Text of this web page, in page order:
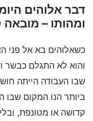
דבר אלוהים
ומהותו – מובאה 250
כשאלוהים בא אל פני
והוא לא התגלם כבשר
שבו העבודה הייתה
ביותר הנו המקום שבו
קדושה או מטונפת,